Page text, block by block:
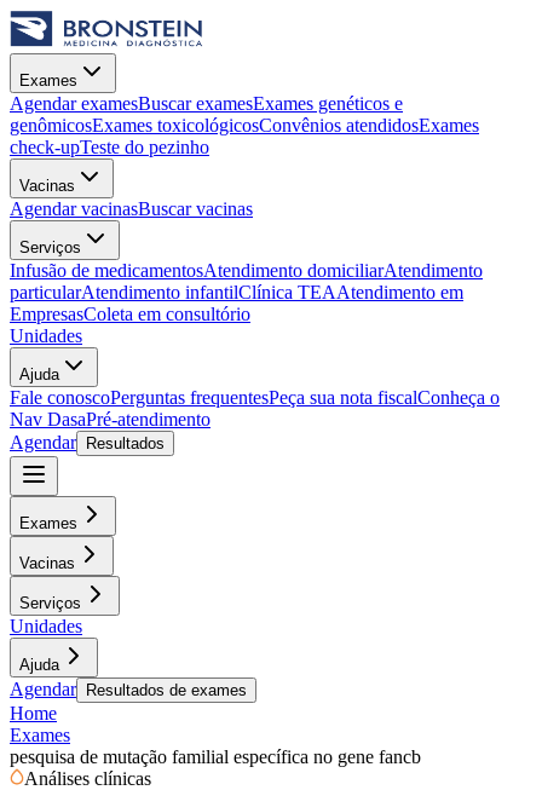
Exames
Agendar examesBuscar examesExames genéticos e
genômicosExames toxicológicosConvênios atendidosExames
check-upTeste do pezinho
Vacinas
Agendar vacinasBuscar vacinas
Serviços
Infusão de medicamentosAtendimento domiciliarAtendimento
particularAtendimento infantilClínica TEAAtendimento em
EmpresasColeta em consultório
Unidades
Ajuda
Fale conoscoPerguntas frequentesPeça sua nota fiscalConheça o
Nav DasaPré-atendimento
Agendar
Resultados
Exames
Vacinas
Serviços
Unidades
Ajuda
Agendar Resultados de exames
Home
Exames
pesquisa de mutação familial específica no gene fancb
Análises clínicas